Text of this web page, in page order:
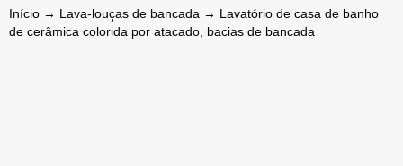
Início → Lava-louças de bancada → Lavatório de casa de banho
de cerâmica colorida por atacado, bacias de bancada